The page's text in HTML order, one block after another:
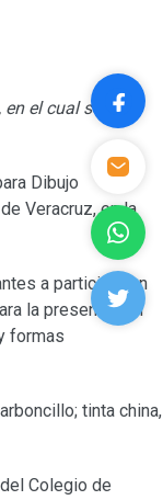
el cual se
Dibujo
Veracruz, en la
a participar en
la presentación
formas
tinta china,
Colegio de